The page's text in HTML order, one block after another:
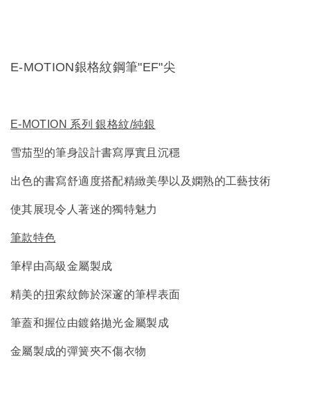
E-MOTION銀格紋鋼筆"EF"尖
E-MOTION 系列 銀格紋/純銀
雪茄型的筆身設計書寫厚實且沉穩
出色的書寫舒適度搭配精緻美學以及嫻熟的工藝技術
使其展現令人著迷的獨特魅力
筆款特色
筆桿由高級金屬製成
精美的扭索紋飾於深邃的筆桿表面
筆蓋和握位由鍍鉻拋光金屬製成
金屬製成的彈簧夾不傷衣物